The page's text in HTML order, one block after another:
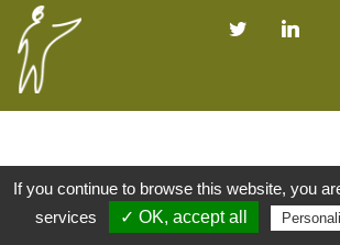
If you continue to browse this website, you
services
✓ OK, accept all